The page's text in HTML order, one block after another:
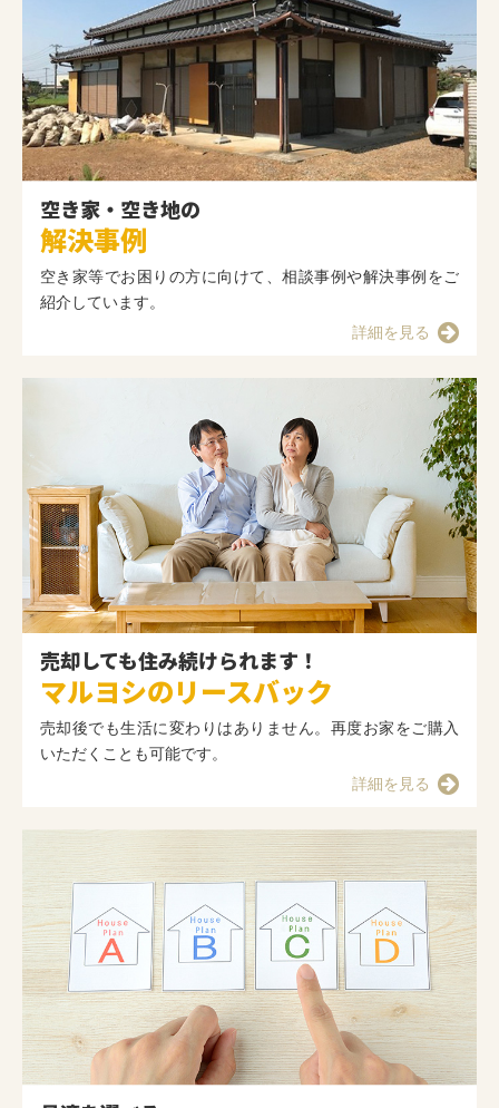
空き家・空き地の
解決事例
空き家等でお困りの方に向けて、相談事例や解決事例をご
紹介しています。
詳細を見る
売却しても住み続けられます！
マルヨシのリースバック
売却後でも生活に変わりはありません。再度お家をご購入
いただくことも可能です。
詳細を見る